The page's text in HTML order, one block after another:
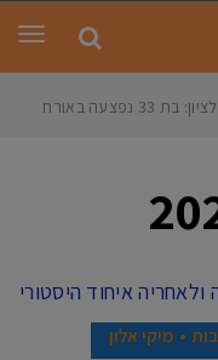
פגיעת רכב בראשון לציון: בת 33 נפצעה באורח
מיקי אלון